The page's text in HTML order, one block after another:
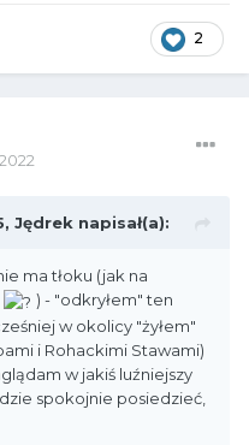
2
Jędrek napisał(a):
ma tłoku (jak na
) - "odkryłem" ten
w okolicy "żyłem"
i Rohackimi Stawami)
w jakiś luźniejszy
spokojnie posiedzieć,